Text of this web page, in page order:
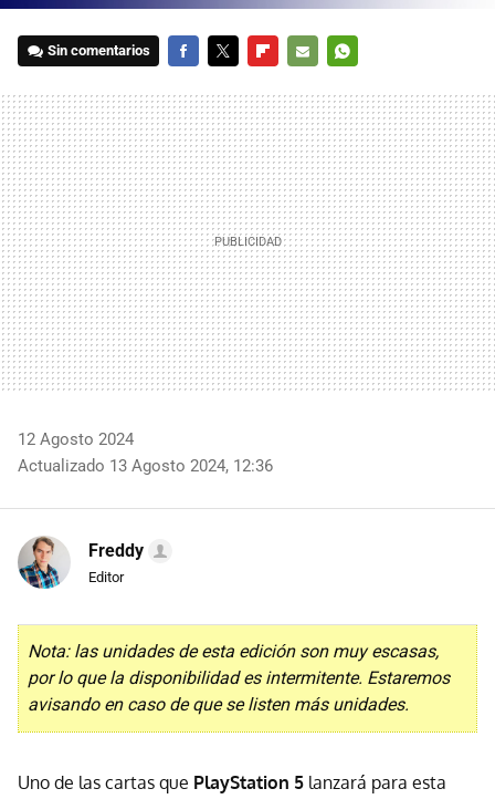
Sin comentarios
MAIL
12 Agosto 2024
Actualizado 13 Agosto 2024, 12:36
Freddy
Editor
Nota: las unidades de esta edición son muy escasas,
por lo que la disponibilidad es intermitente. Estaremos
avisando en caso de que se listen más unidades.
Uno de las cartas que PlayStation 5 lanzará para esta